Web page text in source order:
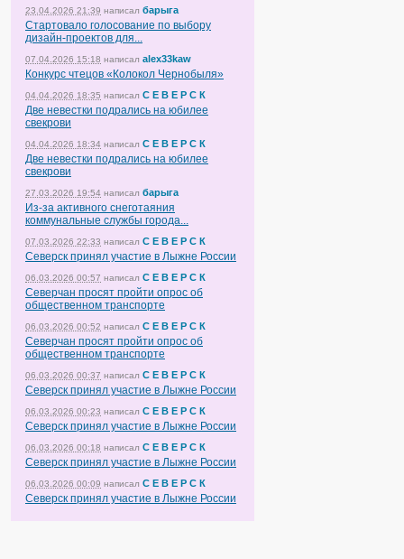
23.04.2026 21:39 написал барыга
Стартовало голосование по выбору
дизайн-проектов для...
07.04.2026 15:18 написал alex33kaw
Конкурс чтецов «Колокол Чернобыля»
04.04.2026 18:35 написал С Е В Е Р С К
Две невестки подрались на юбилее
свекрови
04.04.2026 18:34 написал С Е В Е Р С К
Две невестки подрались на юбилее
свекрови
27.03.2026 19:54 написал барыга
Из-за активного снеготаяния
коммунальные службы города...
07.03.2026 22:33 написал С Е В Е Р С К
Северск принял участие в Лыжне России
06.03.2026 00:57 написал С Е В Е Р С К
Северчан просят пройти опрос об
общественном транспорте
06.03.2026 00:52 написал С Е В Е Р С К
Северчан просят пройти опрос об
общественном транспорте
06.03.2026 00:37 написал С Е В Е Р С К
Северск принял участие в Лыжне России
06.03.2026 00:23 написал С Е В Е Р С К
Северск принял участие в Лыжне России
06.03.2026 00:18 написал С Е В Е Р С К
Северск принял участие в Лыжне России
06.03.2026 00:09 написал С Е В Е Р С К
Северск принял участие в Лыжне России